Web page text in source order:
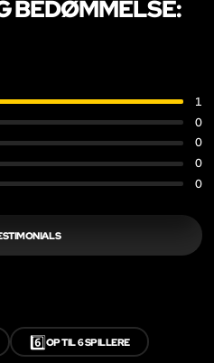
BEDØMMELSE:
1
0
0
0
0
6️⃣OP TIL 6 SPILLERE